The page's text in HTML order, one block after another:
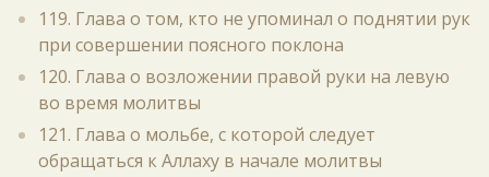
119. Глава о том, кто не упоминал о поднятии рук
при совершении поясного поклона
120. Глава о возложении правой руки на левую
во время молитвы
121. Глава о мольбе, с которой следует
обращаться к Аллаху в начале молитвы